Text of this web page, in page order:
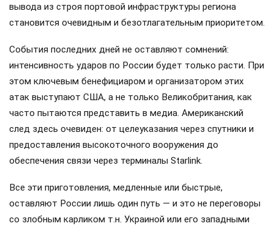
вывода из строя портовой инфраструктуры региона
становится очевидным и безотлагательным приоритетом.
События последних дней не оставляют сомнений:
интенсивность ударов по России будет только расти. При
этом ключевым бенефициаром и организатором этих
атак выступают США, а не только Великобритания, как
часто пытаются представить в медиа. Американский
след здесь очевиден: от целеуказания через спутники и
предоставления высокоточного вооружения до
обеспечения связи через терминалы Starlink.
Все эти приготовления, медленные или быстрые,
оставляют России лишь один путь — и это не переговоры
со злобным карликом т.н. Украиной или его западными